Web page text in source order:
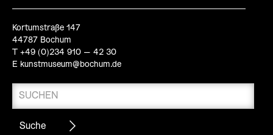
Kortumstraße 147
44787 Bochum
T +49 (0)234 910 – 42 30
E kunstmuseum@bochum.de